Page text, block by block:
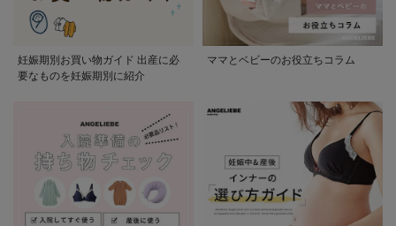
妊娠期別お買い物ガイド 出産に必
要なものを妊娠期別に紹介
ママとベビーのお役立ちコラム